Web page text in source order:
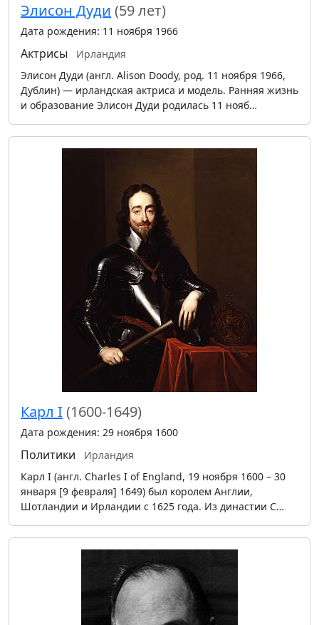
Элисон Дуди (59 лет)
Дата рождения: 11 ноября 1966
Актрисы
Ирландия
Элисон Дуди (англ. Alison Doody, род. 11 ноября 1966,
Дублин) — ирландская актриса и модель. Ранняя жизнь
и образование Элисон Дуди родилась 11 нояб…
Карл I (1600-1649)
Дата рождения: 29 ноября 1600
Политики
Ирландия
Карл I (англ. Charles I of England, 19 ноября 1600 – 30
января [9 февраля] 1649) был королем Англии,
Шотландии и Ирландии с 1625 года. Из династии С…